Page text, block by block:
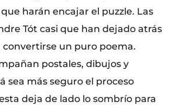
harán encajar el puzzle. Las
Tót casi que han dejado atrás
convertirse un puro poema.
postales, dibujos y
sea más seguro el proceso
deja de lado lo sombrío para